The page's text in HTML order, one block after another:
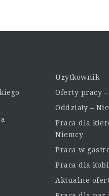
Użytkownik
Oferty pracy
Oddziały –
Praca dla
Niemcy
Praca w
Praca dla
Aktualne